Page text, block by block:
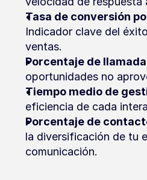
Tasa de conversión
Indicador clave del
ventas.
Porcentaje de
oportunidades no
Tiempo medio de
eficiencia de cada
Porcentaje de
la diversificación de tu
comunicación.